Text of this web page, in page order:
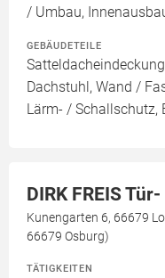
/ Umbau,
GEBÄUDETEILE
Dachstuhl, Wand /
Lärm- / Schallschutz,
DIRK FREIS
Kunengarten 6, 66679
66679 Osburg)
TÄTIGKEITEN